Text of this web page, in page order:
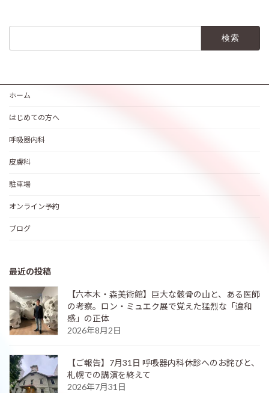
ホーム
はじめての方へ
呼吸器内科
皮膚科
駐車場
オンライン予約
ブログ
最近の投稿
【六本木・森美術館】巨大な骸骨の山と、ある医師
の考察。ロン・ミュエク展で覚えた猛烈な「違和
感」の正体
2026年8月2日
【ご報告】7月31日 呼吸器内科休診へのお詫びと、
札幌での講演を終えて
2026年7月31日